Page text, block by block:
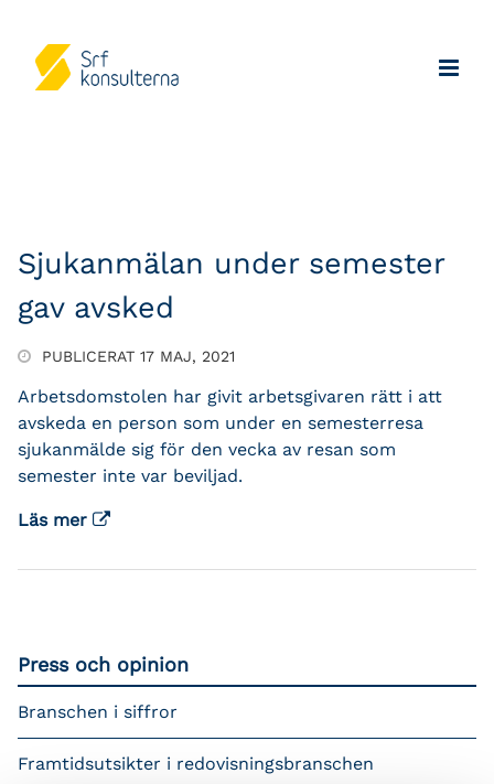
Sjukanmälan under semester
gav avsked
PUBLICERAT 17 MAJ, 2021
Arbetsdomstolen har givit arbetsgivaren rätt i att
avskeda en person som under en semesterresa
sjukanmälde sig för den vecka av resan som
semester inte var beviljad.
Läs mer
Press och opinion
Branschen i siffror
Framtidsutsikter i redovisningsbranschen